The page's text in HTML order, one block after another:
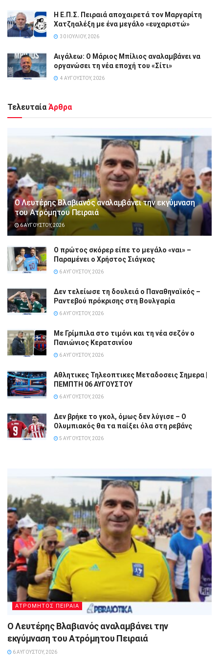
Η Ε.Π.Σ. Πειραιά αποχαιρετά τον Μαργαρίτη
Χατζηαλέξη με ένα μεγάλο «ευχαριστώ»
30 ΙΟΥΛΊΟΥ, 2026
Αιγάλεω: Ο Μάριος Μπίλιος αναλαμβάνει να
οργανώσει τη νέα εποχή του «Σίτι»
4 ΑΥΓΟΎΣΤΟΥ, 2026
Τελευταία Άρθρα
Ο Λευτέρης Βλαβιανός αναλαμβάνει την εκγύμναση
του Ατρόμητου Πειραιά
6 ΑΥΓΟΎΣΤΟΥ, 2026
Ο πρώτος σκόρερ είπε το μεγάλο «ναι» –
Παραμένει ο Χρήστος Σιάγκας
6 ΑΥΓΟΎΣΤΟΥ, 2026
Δεν τελείωσε τη δουλειά ο Παναθηναϊκός –
Ραντεβού πρόκρισης στη Βουλγαρία
6 ΑΥΓΟΎΣΤΟΥ, 2026
Με Γρίμπιλα στο τιμόνι και τη νέα σεζόν ο
Πανιώνιος Κερατσινίου
6 ΑΥΓΟΎΣΤΟΥ, 2026
Αθλητικες Τηλεοπτικες Μεταδοσεις Σημερα |
ΠΕΜΠΤΗ 06 ΑΥΓΟΥΣΤΟΥ
6 ΑΥΓΟΎΣΤΟΥ, 2026
Δεν βρήκε το γκολ, όμως δεν λύγισε – Ο
Ολυμπιακός θα τα παίξει όλα στη ρεβάνς
5 ΑΥΓΟΎΣΤΟΥ, 2026
ΑΤΡΟΜΗΤΟΣ ΠΕΙΡΑΙΑ
Ο Λευτέρης Βλαβιανός αναλαμβάνει την
εκγύμναση του Ατρόμητου Πειραιά
6 ΑΥΓΟΎΣΤΟΥ, 2026